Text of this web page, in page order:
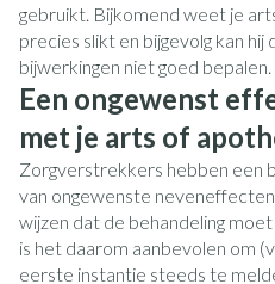
gebruikt. Bijkomend weet je
precies slikt en bijgevolg kan hij
bijwerkingen niet goed bepalen.
Een ongewenst
met je arts of
Zorgverstrekkers hebben een
van ongewenste
wijzen dat de behandeling
is het daarom aanbevolen om
eerste instantie steeds te